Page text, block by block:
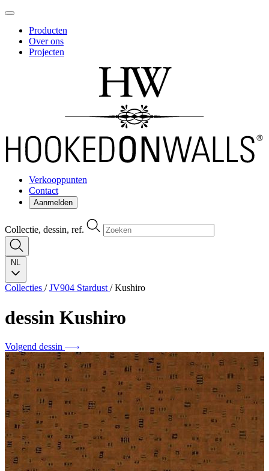
Producten
Over ons
Projecten
Verkooppunten
Contact
Aanmelden
Collectie, dessin, ref.
NL
Collecties / JV904 Stardust / Kushiro
dessin Kushiro
Volgend dessin